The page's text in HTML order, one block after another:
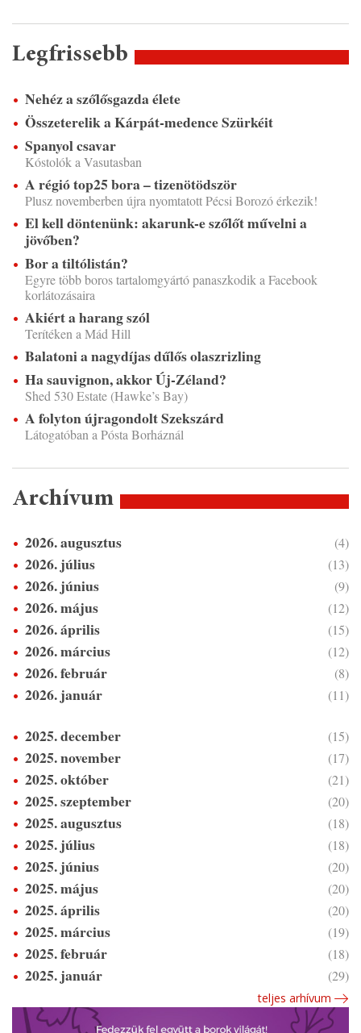
Legfrissebb
Nehéz a szőlősgazda élete
Összeterelik a Kárpát-medence Szürkéit
Spanyol csavar
Kóstolók a Vasutasban
A régió top25 bora – tizenötödször
Plusz novemberben újra nyomtatott Pécsi Borozó érkezik!
El kell döntenünk: akarunk-e szőlőt művelni a
jövőben?
Bor a tiltólistán?
Egyre több boros tartalomgyártó panaszkodik a Facebook
korlátozásaira
Akiért a harang szól
Terítéken a Mád Hill
Balatoni a nagydíjas dűlős olaszrizling
Ha sauvignon, akkor Új-Zéland?
Shed 530 Estate (Hawke’s Bay)
A folyton újragondolt Szekszárd
Látogatóban a Pósta Borháznál
Archívum
2026. augusztus (4)
2026. július (13)
2026. június (9)
2026. május (12)
2026. április (15)
2026. március (12)
2026. február (8)
2026. január (11)
2025. december (15)
2025. november (17)
2025. október (21)
2025. szeptember (20)
2025. augusztus (18)
2025. július (18)
2025. június (20)
2025. május (20)
2025. április (20)
2025. március (19)
2025. február (18)
2025. január (29)
teljes arhívum